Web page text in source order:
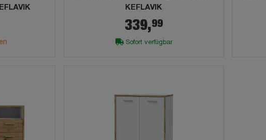
KEFLAVIK
339,99
Sofort verfügbar